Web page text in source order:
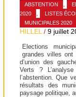
ABSTENTION ,
2020
, LISTES
MUNICIPALES 2020
HILLEL /9 juillet
Elections
grandes villes
d’union des
Verts ?
l’abstention. Que
résultats des
paysage politique,